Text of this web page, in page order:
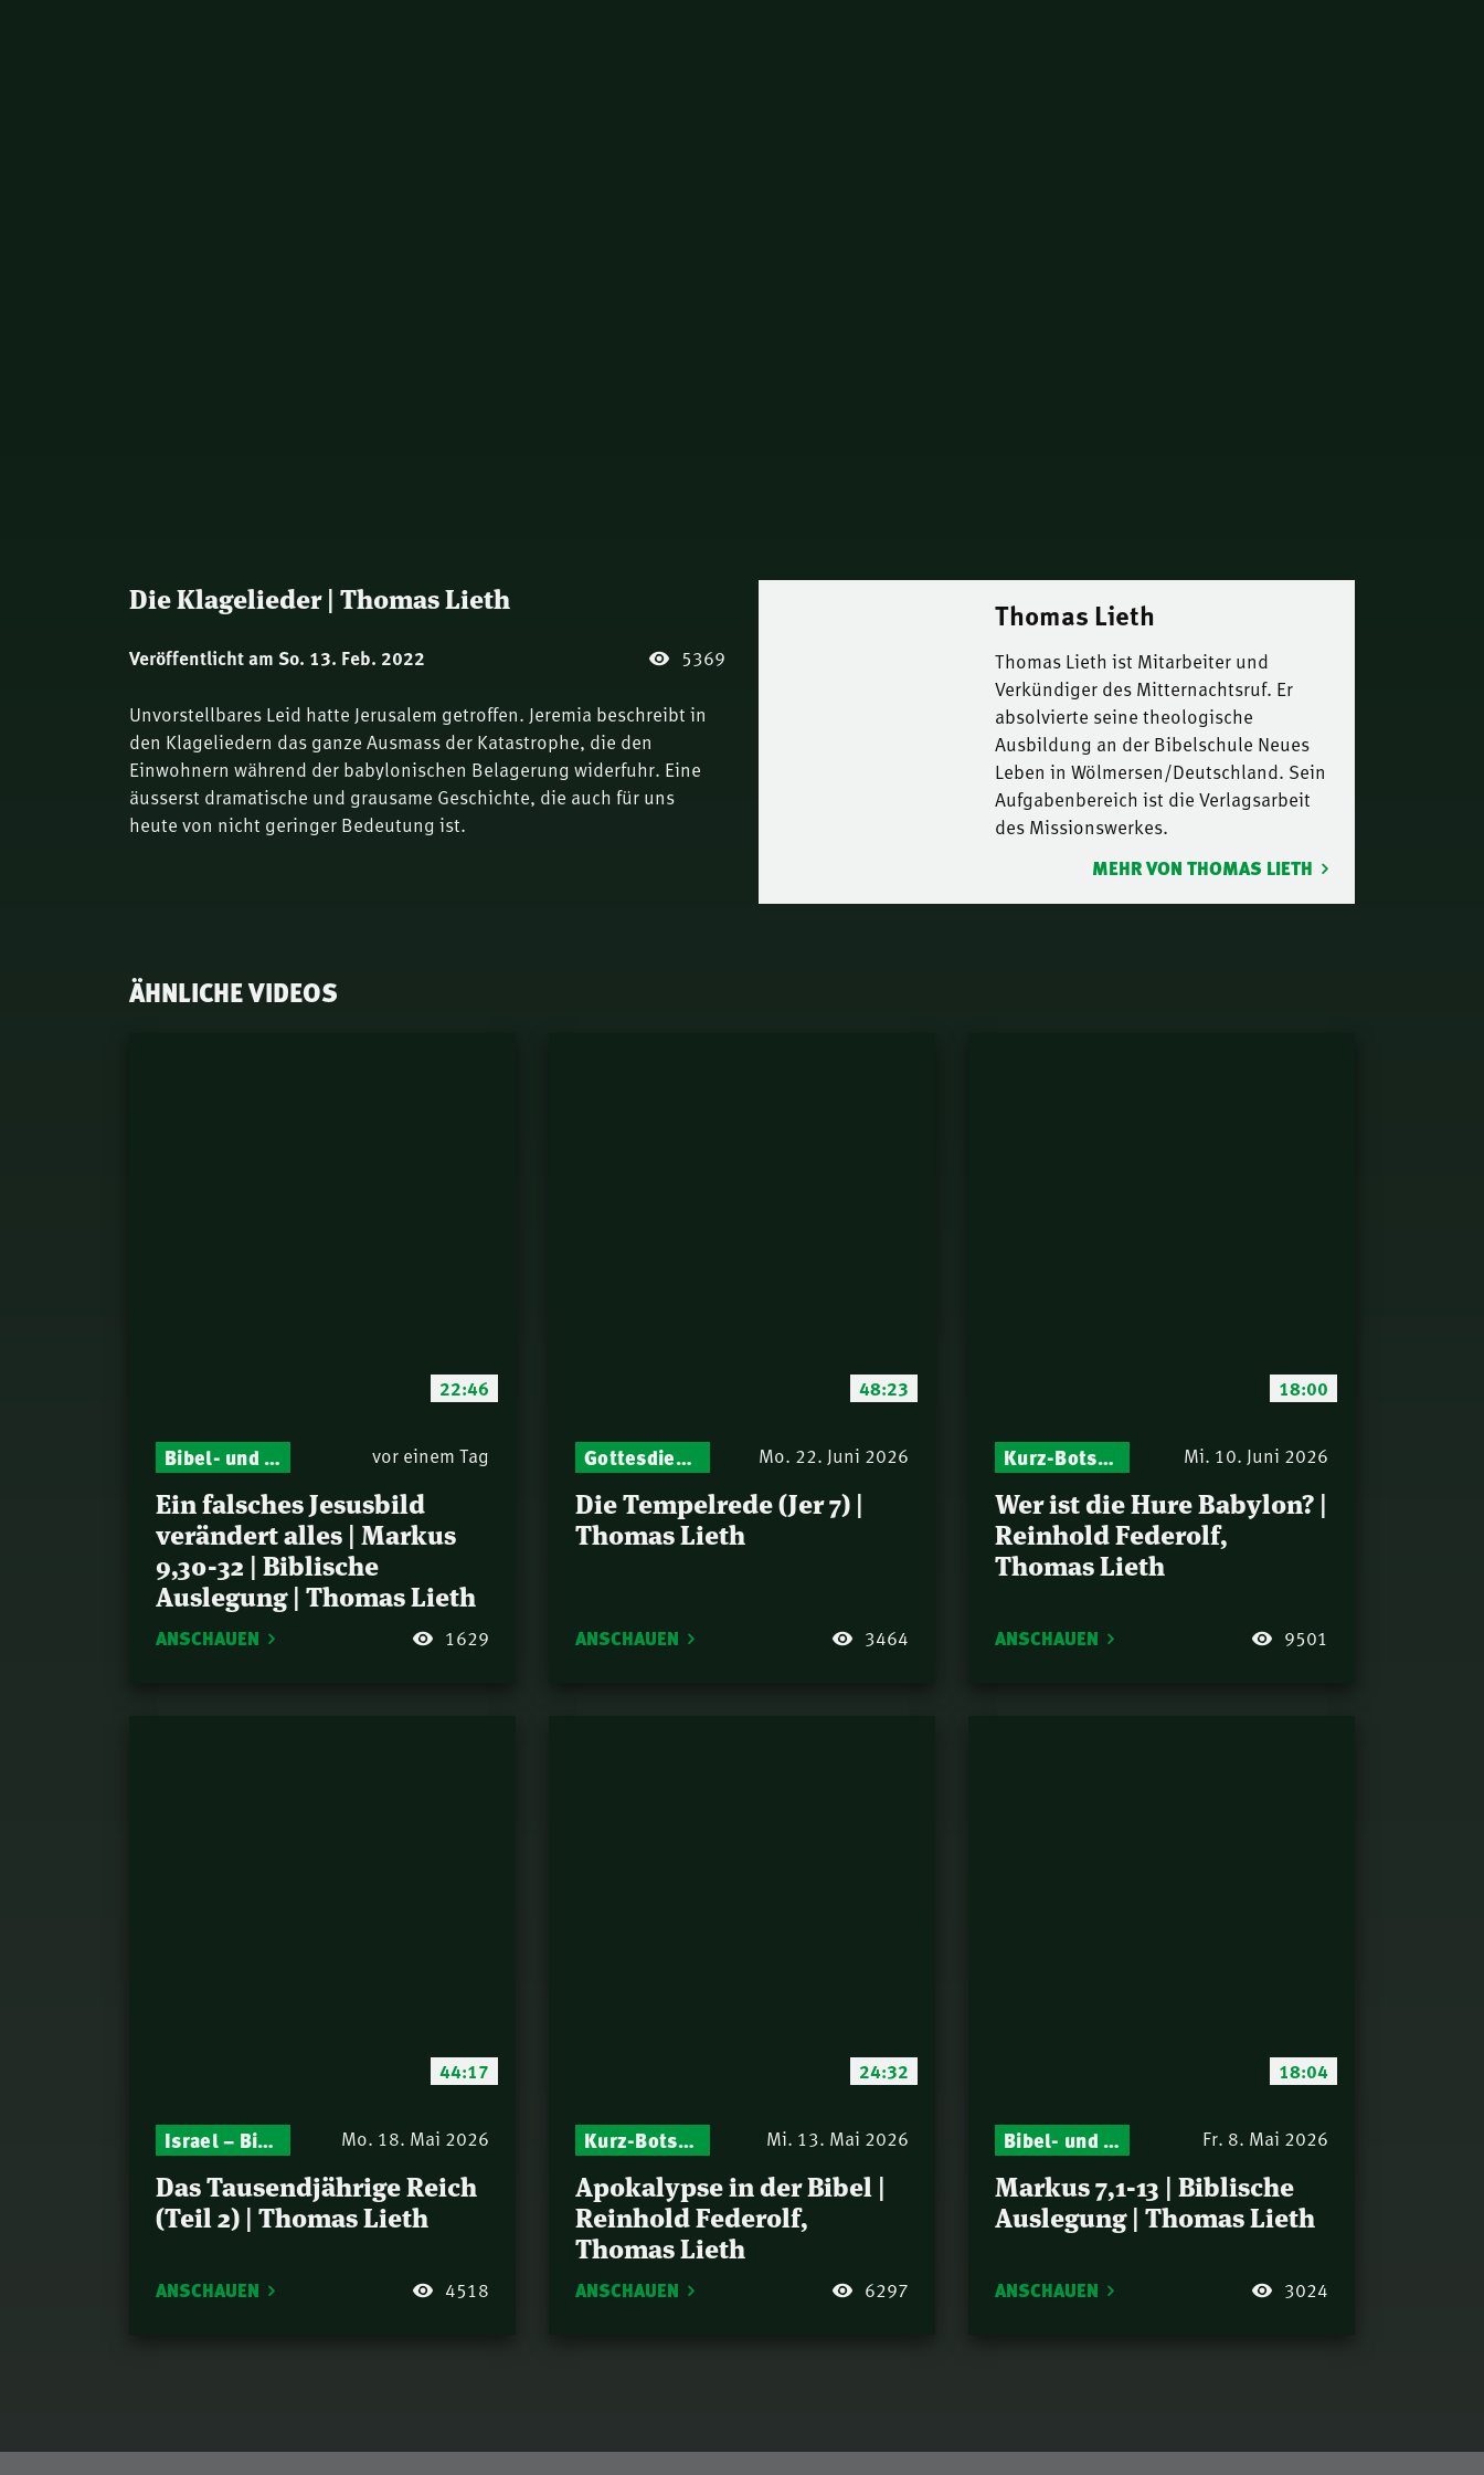
Die Klagelieder | Thomas Lieth
Veröffentlicht am So. 13. Feb. 2022 5369
Unvorstellbares Leid hatte Jerusalem getroffen. Jeremia beschreibt in
den Klageliedern das ganze Ausmass der Katastrophe, die den
Einwohnern während der babylonischen Belagerung widerfuhr. Eine
äusserst dramatische und grausame Geschichte, die auch für uns
heute von nicht geringer Bedeutung ist.
Thomas Lieth
Thomas Lieth ist Mitarbeiter und
Verkündiger des Mitternachtsruf. Er
absolvierte seine theologische
Ausbildung an der Bibelschule Neues
Leben in Wölmersen/Deutschland. Sein
Aufgabenbereich ist die Verlagsarbeit
des Missionswerkes.
MEHR VON THOMAS LIETH
ÄHNLICHE VIDEOS
22:46
Bibel- und Gebetsstunde – Jeden Donnerstag neu: Vers-für-Vers-Auslegungen vor einem Tag
Ein falsches Jesusbild
verändert alles | Markus
9,30-32 | Biblische
Auslegung | Thomas Lieth
ANSCHAUEN 1629
48:23
Gottesdienst-Botschaften – Jeden Sonntag neu: Aktuelle Predigten vom Mitternachtsruf Mo. 22. Juni 2026
Die Tempelrede (Jer 7) |
Thomas Lieth
ANSCHAUEN 3464
18:00
Kurz-Botschaften – Biblische Impulse mit Zukunft im Blick Mi. 10. Juni 2026
Wer ist die Hure Babylon? |
Reinhold Federolf,
Thomas Lieth
ANSCHAUEN 9501
44:17
Gottesdienst-Botschaften – Jeden Sonntag neu: Aktuelle Predigten vom Mitternachtsruf
Israel – Biblische Perspektiven & aktuelle Einordnungen Mo. 18. Mai 2026
Das Tausendjährige Reich
(Teil 2) | Thomas Lieth
ANSCHAUEN 4518
24:32
Kurz-Botschaften – Biblische Impulse mit Zukunft im Blick Mi. 13. Mai 2026
Apokalypse in der Bibel |
Reinhold Federolf,
Thomas Lieth
ANSCHAUEN 6297
18:04
Bibel- und Gebetsstunde – Jeden Donnerstag neu: Vers-für-Vers-Auslegungen Fr. 8. Mai 2026
Markus 7,1-13 | Biblische
Auslegung | Thomas Lieth
ANSCHAUEN 3024